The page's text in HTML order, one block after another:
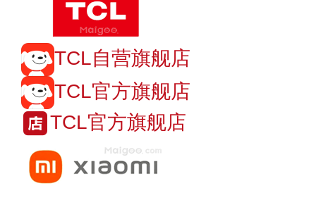
TCL自营旗舰店
TCL官方旗舰店
TCL官方旗舰店